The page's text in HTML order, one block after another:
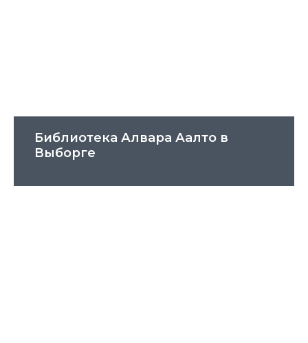
Библиотека Алвара Аалто в
Выборге